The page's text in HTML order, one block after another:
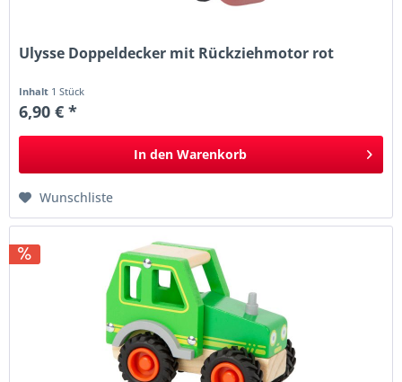
Ulysse Doppeldecker mit Rückziehmotor rot
Inhalt 1 Stück
6,90 € *
In den Warenkorb
Wunschliste